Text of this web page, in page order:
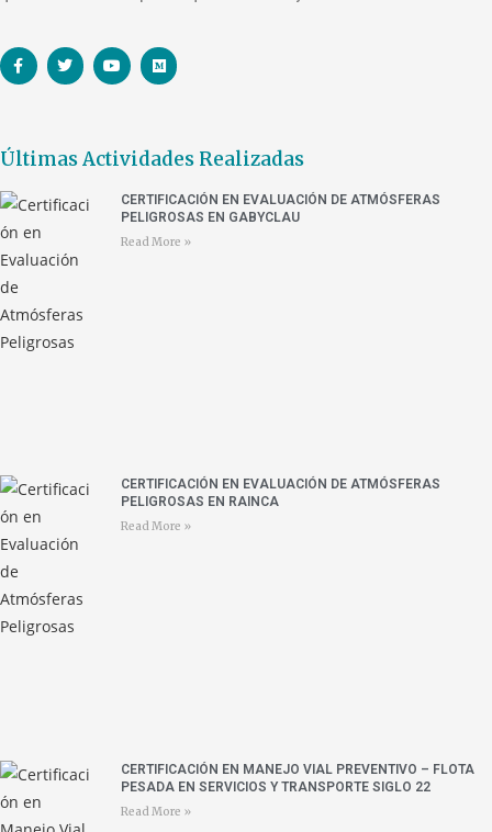
Últimas Actividades Realizadas
CERTIFICACIÓN EN EVALUACIÓN DE ATMÓSFERAS
PELIGROSAS EN GABYCLAU
Read More »
CERTIFICACIÓN EN EVALUACIÓN DE ATMÓSFERAS
PELIGROSAS EN RAINCA
Read More »
CERTIFICACIÓN EN MANEJO VIAL PREVENTIVO – FLOTA
PESADA EN SERVICIOS Y TRANSPORTE SIGLO 22
Read More »